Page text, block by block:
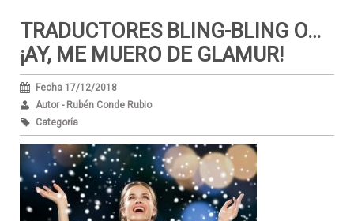
TRADUCTORES BLING-BLING O…
¡AY, ME MUERO DE GLAMUR!
Fecha 17/12/2018
Autor - Rubén Conde Rubio
Categoría